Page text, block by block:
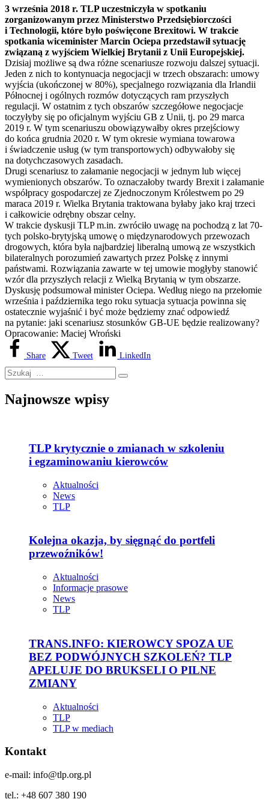
3 września 2018 r. TLP uczestniczyła w spotkaniu
zorganizowanym przez Ministerstwo Przedsiębiorczości
i Technologii, które było poświęcone Brexitowi. W trakcie
spotkania wiceminister Marcin Ociepa przedstawił sytuację
związaną z wyjściem Wielkiej Brytanii z Unii Europejskiej.
Dzisiaj możliwe są dwa różne scenariusze rozwoju dalszej sytuacji.
Jeden z nich to kontynuacja negocjacji w trzech obszarach: umowy
wyjścia (ukończonej w 80%), specjalnego rozwiązania dla Irlandii
Północnej i ogólnych rozmów dotyczących ram przyszłych
regulacji. W ostatnim z tych obszarów szczegółowe negocjacje
toczyłyby się po oficjalnym wyjściu GB z Unii, tj. po 29 marca
2019 r. W tym scenariuszu obowiązywałby okres przejściowy
do końca grudnia 2020 r. W tym okresie wymiana towarowa
i świadczenie usług (w tym transportowych) odbywałoby się
na dotychczasowych zasadach.
Drugi scenariusz to załamanie negocjacji w jednym lub więcej
wymienionych obszarów. To oznaczałoby twardy Brexit i załamanie
współpracy gospodarczej ze Zjednoczonym Królestwem po 29
maraca 2019 r. Wielka Brytania traktowana byłaby jako kraj trzeci
i całkowicie odrębny obszar celny.
W trakcie dyskusji TLP m.in. zwróciło uwagę na pochodzą z lat 70-
tych polsko-brytyjską umowę o międzynarodowych przewozach
drogowych, która była najbardziej liberalną umową ze wszystkich
bilateralnych porozumień zawartych przez Polskę z innymi
państwami. Rozwiązania zawarte w tej umowie mogłyby stanowić
wzór dla przyszłych relacji z Wielką Brytanią w tym obszarze.
Dyskusję podsumował minister Ociepa. Według niego na przełomie
września i października tego roku sytuacja sytuacja powinna się
ostatecznie wyjaśnić i być może będziemy znać odpowiedź
na pytanie: jaki scenariusz stosunków GB-UE będzie realizowany?
Opracowanie: Maciej Wroński
Share Tweet LinkedIn
Najnowsze wpisy
TLP krytycznie o zmianach w szkoleniu
i egzaminowaniu kierowców
Aktualności
News
TLP
Kolejna okazja, by sięgnąć do portfeli
przewoźników!
Aktualności
Informacje prasowe
News
TLP
TRANS.INFO: KIEROWCY SPOZA UE
BEZ PODWÓJNYCH SZKOLEŃ? TLP
APELUJE DO BRUKSELI O PILNE
ZMIANY
Aktualności
TLP
TLP w mediach
Kontakt
e-mail: info@tlp.org.pl
tel.: +48 607 380 190